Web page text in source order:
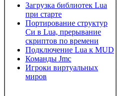
Загрузка библиотек Lua
при старте
Портирование структур
Си в Lua, прерывание
скриптов по времени
Подключение Lua к MUD
Команды Jmc
Игроки виртуальных
миров